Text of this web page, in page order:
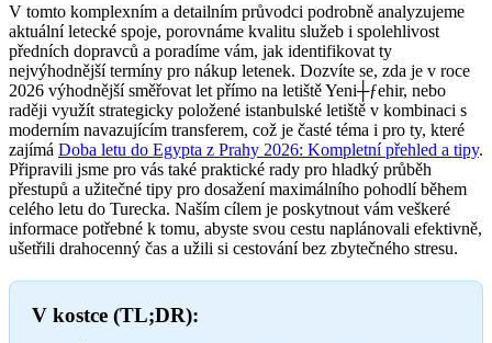
V tomto komplexním a detailním průvodci podrobně analyzujeme
aktuální letecké spoje, porovnáme kvalitu služeb i spolehlivost
předních dopravců a poradíme vám, jak identifikovat ty
nejvýhodnější termíny pro nákup letenek. Dozvíte se, zda je v roce
2026 výhodnější směřovat let přímo na letiště Yeni┼ƒehir, nebo
raději využít strategicky položené istanbulské letiště v kombinaci s
moderním navazujícím transferem, což je časté téma i pro ty, které
zajímá Doba letu do Egypta z Prahy 2026: Kompletní přehled a tipy.
Připravili jsme pro vás také praktické rady pro hladký průběh
přestupů a užitečné tipy pro dosažení maximálního pohodlí během
celého letu do Turecka. Naším cílem je poskytnout vám veškeré
informace potřebné k tomu, abyste svou cestu naplánovali efektivně,
ušetřili drahocenný čas a užili si cestování bez zbytečného stresu.
V kostce (TL;DR):